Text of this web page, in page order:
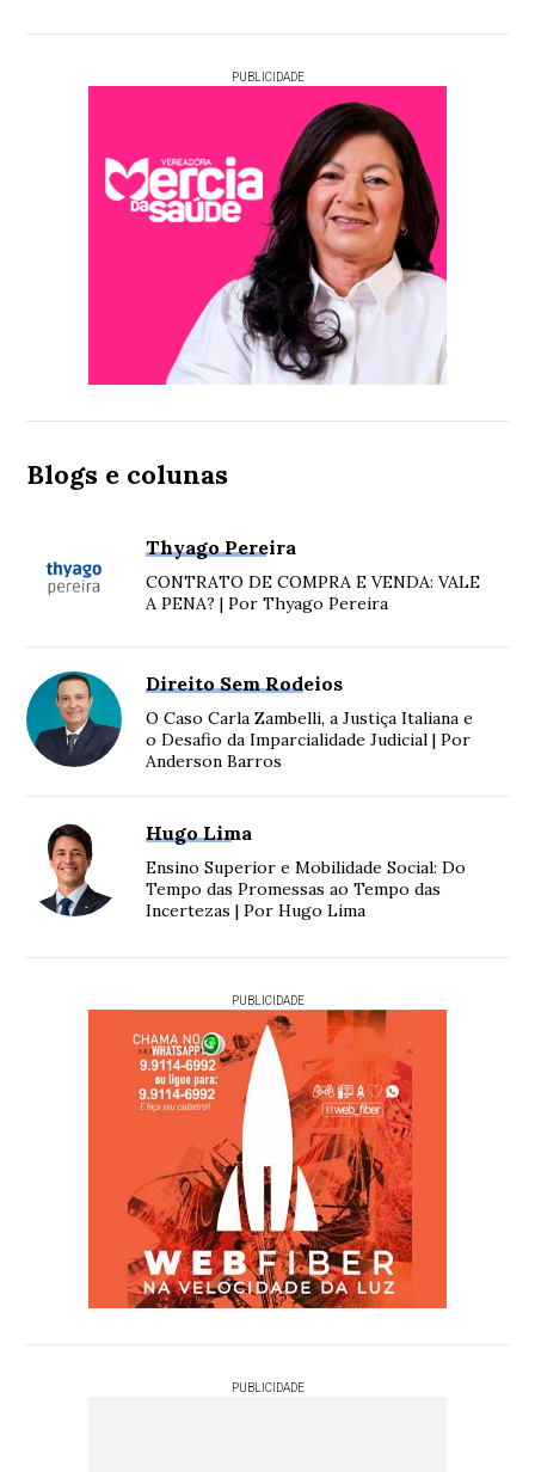
PUBLICIDADE
Blogs e colunas
Thyago Pereira
CONTRATO DE COMPRA E VENDA: VALE
A PENA? | Por Thyago Pereira
Direito Sem Rodeios
O Caso Carla Zambelli, a Justiça Italiana e
o Desafio da Imparcialidade Judicial | Por
Anderson Barros
Hugo Lima
Ensino Superior e Mobilidade Social: Do
Tempo das Promessas ao Tempo das
Incertezas | Por Hugo Lima
PUBLICIDADE
PUBLICIDADE